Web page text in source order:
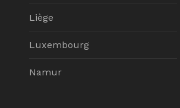
Liège
Luxembourg
Namur